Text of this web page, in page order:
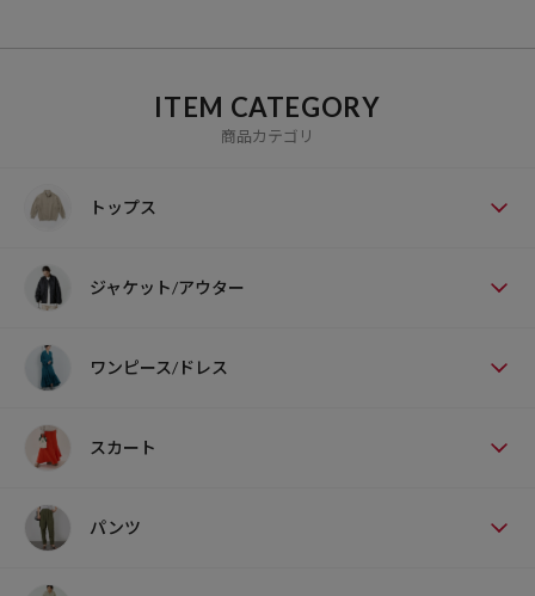
ITEM CATEGORY
商品カテゴリ
トップス
ジャケット/アウター
ワンピース/ドレス
スカート
パンツ